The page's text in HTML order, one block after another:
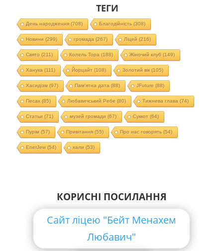
ТЕГИ
День народження(708) Благодійність(308)
Новини (299) громада (267) Ліцей (216)
Свято (211) Колель Тора (188) Жіночий клуб (149)
Ханука (111) Йорцайт (108) Золотий вік(105)
Хасидізм (97) Пам'ятна дата (88) JFuture (88)
Песах(85) Любавичський Ребе (80) Тижнева глава (74)
Статьи (71) музей громади (67) Суккот (64)
Пурім (57) Привітання(55) Про нас говорять(54)
EnerJew(54) хали (53)
КОРИСНІ ПОСИЛАННЯ
Сайт ліцею "Бейт Менахем
Любавич"